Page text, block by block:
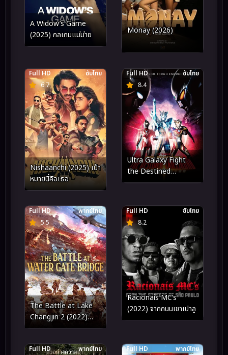
A Widow’s Game
(2025) กลเกมแม่ม่าย
Monay (2026)
6.7
Full HD ซับไทย
Nishaanchi (2025) เป้า
หมายนี้คือเธอ
8.4
Full HD ซับไทย
Ultra Galaxy Fight
the Destined
Crossroad (2022)
แยกแห่งชะตา
5.5
Full HD พากย์ไทย
The Battle at Lake
Changjin 2 (2022)
ยุทธการยึดสมรภูมิเดือด
8.2
Full HD ซับไทย
Racionais MC’s
(2022) จากถนนเชาเปาลู
Full HD พากย์ไทย Full HD พากย์ไทย